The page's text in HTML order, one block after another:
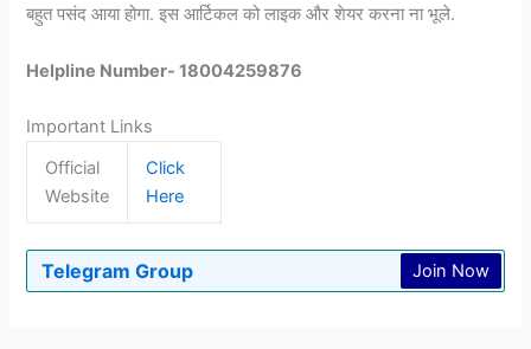
बहुत पसंद आया होगा. इस आर्टिकल को लाइक और शेयर करना ना भूले.
Helpline Number- 18004259876
Important Links
Official
Website
Click
Here
Telegram Group Join Now